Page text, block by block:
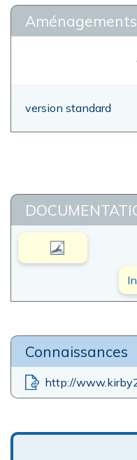
version standard
Connaissances
http://